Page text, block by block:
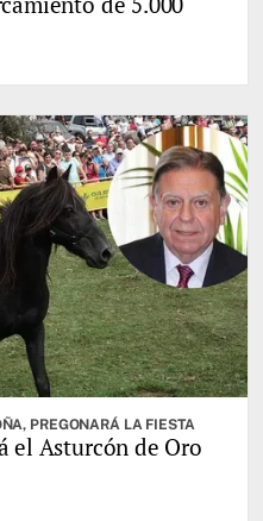
PREGONARÁ LA FIESTA
el Asturcón de Oro